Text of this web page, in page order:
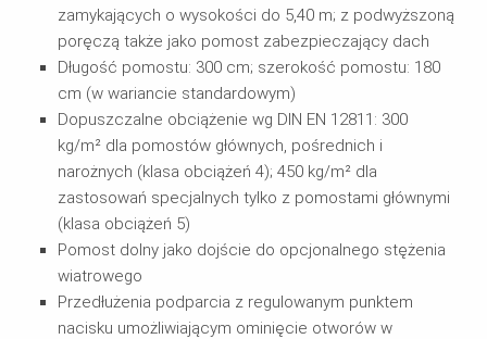
zamykających o wysokości do 5,40 m; z podwyższoną
poręczą także jako pomost zabezpieczający dach
Długość pomostu: 300 cm; szerokość pomostu: 180
cm (w wariancie standardowym)
Dopuszczalne obciążenie wg DIN EN 12811: 300
kg/m² dla pomostów głównych, pośrednich i
narożnych (klasa obciążeń 4); 450 kg/m² dla
zastosowań specjalnych tylko z pomostami głównymi
(klasa obciążeń 5)
Pomost dolny jako dojście do opcjonalnego stężenia
wiatrowego
Przedłużenia podparcia z regulowanym punktem
nacisku umożliwiającym ominięcie otworów w